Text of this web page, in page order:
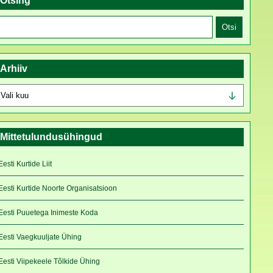
Arhiiv
Mittetulundusühingud
Kurtide Liit
Kurtide Noorte Organisatsioon
Puuetega Inimeste Koda
Vaegkuuljate Ühing
Viipekeele Tõlkide Ühing